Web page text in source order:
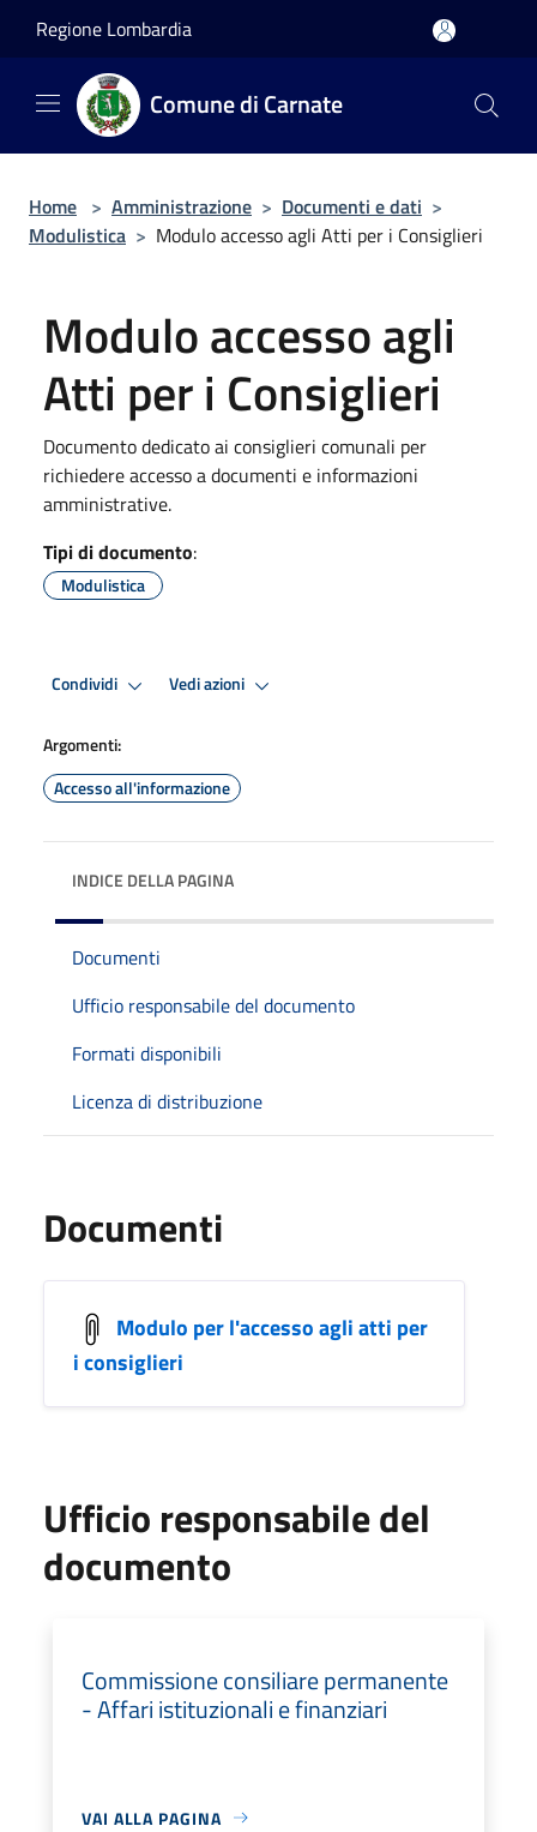
Regione Lombardia
Comune di Carnate
Home > Amministrazione > Documenti e dati >
Modulistica > Modulo accesso agli Atti per i Consiglieri
Modulo accesso agli
Atti per i Consiglieri
Documento dedicato ai consiglieri comunali per
richiedere accesso a documenti e informazioni
amministrative.
Tipi di documento:
Modulistica
Condividi Vedi azioni
Argomenti:
Accesso all'informazione
INDICE DELLA PAGINA
Documenti
Ufficio responsabile del documento
Formati disponibili
Licenza di distribuzione
Documenti
Modulo per l'accesso agli atti per
i consiglieri
Ufficio responsabile del
documento
Commissione consiliare permanente
- Affari istituzionali e finanziari
VAI ALLA PAGINA